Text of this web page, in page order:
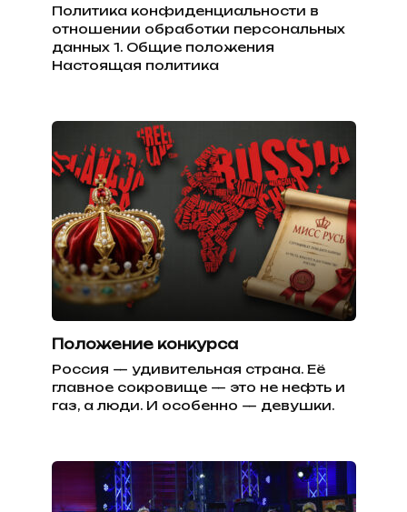
Политика конфиденциальности в
отношении обработки персональных
данных 1. Общие положения
Настоящая политика
Положение конкурса
Россия — удивительная страна. Её
главное сокровище — это не нефть и
газ, а люди. И особенно — девушки.